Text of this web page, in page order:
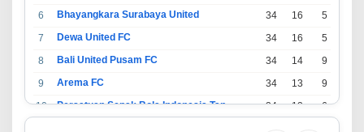
6
Bhayangkara Surabaya United 34 16 5
7
Dewa United FC 34 16 5
8
Bali United Pusam FC 34 14 9
9
Arema FC 34 13 9
10
Persatuan Sepak Bola Indonesia Tangerang 34 13 6